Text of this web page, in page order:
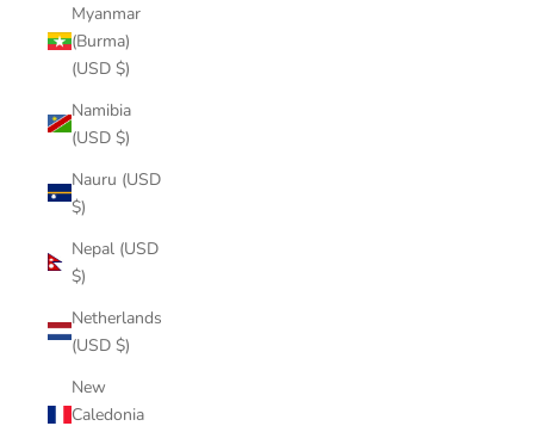
Myanmar
(Burma)
(USD $)
Namibia
(USD $)
Nauru (USD
$)
Nepal (USD
$)
Netherlands
(USD $)
New
Caledonia